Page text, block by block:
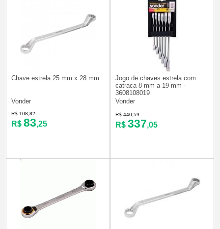
Chave estrela 25 mm x 28 mm
Vonder
R$ 108,82
R$ 83,25
Jogo de chaves estrela com
catraca 8 mm a 19 mm -
3608108019
Vonder
R$ 440,59
R$ 337,05